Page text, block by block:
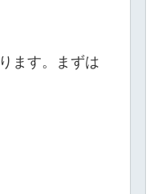
ます。まずは